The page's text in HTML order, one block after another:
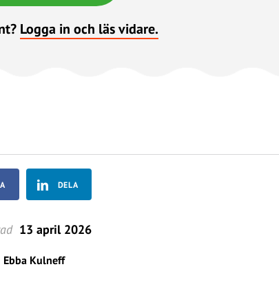
Logga in och läs vidare.
DELA
13 april 2026
Ebba Kulneff